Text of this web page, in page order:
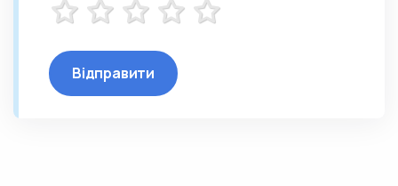
Відправити